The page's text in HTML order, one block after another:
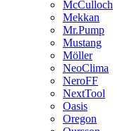
McCulloch
Mekkan
Mr.Pump
Mustang
Möller
NeoClima
NeroFF
NextTool
Oasis
Oregon